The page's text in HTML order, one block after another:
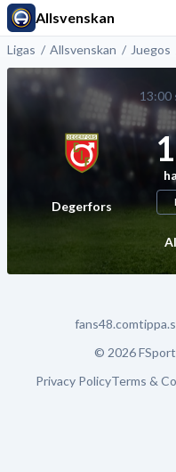
Allsvenskan
Ligas Allsvenskan Juegos
13:00
Degerfors
fans48.com
© 2026
Privacy PolicyTerms &